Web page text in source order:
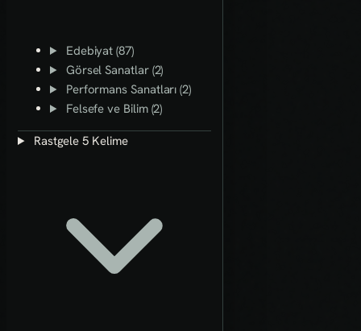
Edebiyat (87)
Görsel Sanatlar (2)
Performans Sanatları (2)
Felsefe ve Bilim (2)
Rastgele 5 Kelime